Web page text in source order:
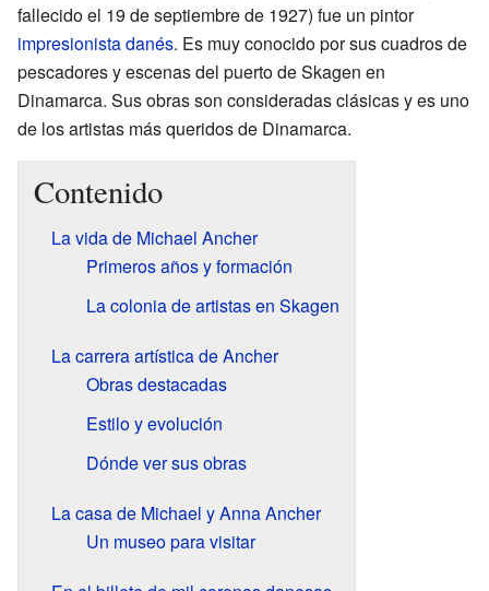
fallecido el 19 de septiembre de 1927) fue un pintor
impresionistadanés. Es muy conocido por sus cuadros de
pescadores y escenas del puerto de Skagen en
Dinamarca. Sus obras son consideradas clásicas y es uno
de los artistas más queridos de Dinamarca.
Contenido
La vida de Michael Ancher
Primeros años y formación
La colonia de artistas en Skagen
La carrera artística de Ancher
Obras destacadas
Estilo y evolución
Dónde ver sus obras
La casa de Michael y Anna Ancher
Un museo para visitar